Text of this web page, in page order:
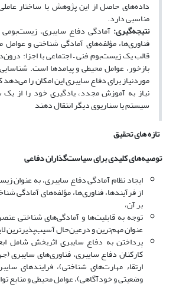
داده‌های حاصل از این پژوهش با ساختار
مناسبی دارد.
نتیجه‌گیری: آمادگی دفاع سایبری، زیست‌بومی
فناوری‌ها، مؤلفه‌های آمادگی شناختی و
قالب یک زیست‌بوم فنی – اجتماعی با اجزا:
بازخور، عوامل محیطی و پیامدها است.
موردنیاز برای دفاع سایبری این امکان را
نیاز به آموزش مجدد، یادگیری خود را از
سیستم یا سناریوی دیگر انتقال دهند
تازه های تحقیق
توصیه‌های کلیدی برای سیاست‌گذاران دفاعی
ایجاد نظام آمادگی دفاع سایبری، به
از فرآیند‌ها، فناوری‌ها، مؤلفه‌های آمادگی
بر آن،
توجه به قابلیت‌ها و آمادگی‌های شناختی
عنوان مهم‌ترین و درعین‌حال آسیب‌پذیرترین
پرداختن به دفاع سایبری اثربخش شامل
کارکنان دفاع سایبری، فناوری‌های سایبری
ارتقاء مهارت‌های شناختی)، فرایندهای
وضعیتی و خودآگاهی)، عوامل محیطی و منابع